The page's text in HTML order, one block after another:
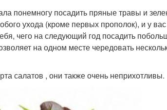
понемногу посадить пряные травы и
ухода (кроме первых прополок), и у
чего на следующий год посадить
на одном месте чередовать
салатов , они также очень неприхотливы.